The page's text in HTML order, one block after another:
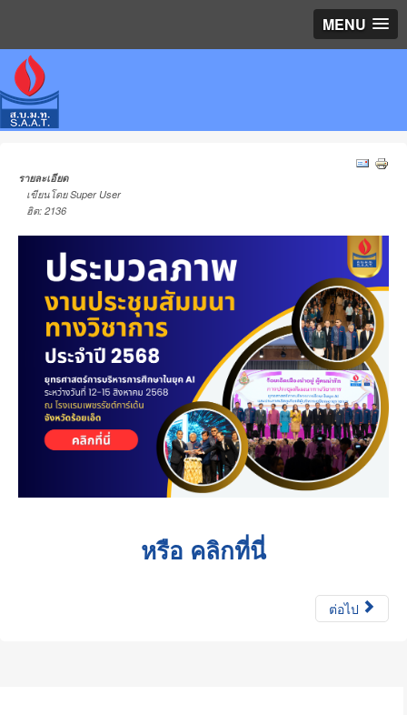
MENU
รายละเอียด
เขียนโดย Super User
ฮิต: 2136
หรือ คลิกที่นี่
ต่อไป